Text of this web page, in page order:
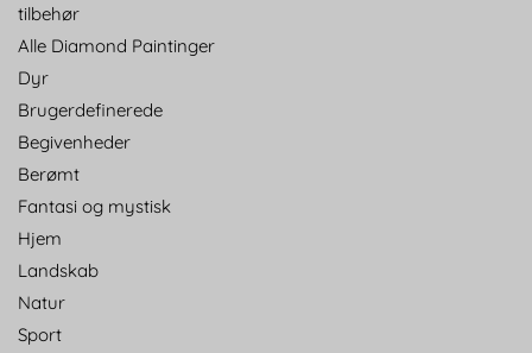
tilbehør
Alle Diamond Paintinger
Dyr
Brugerdefinerede
Begivenheder
Berømt
Fantasi og mystisk
Hjem
Landskab
Natur
Sport